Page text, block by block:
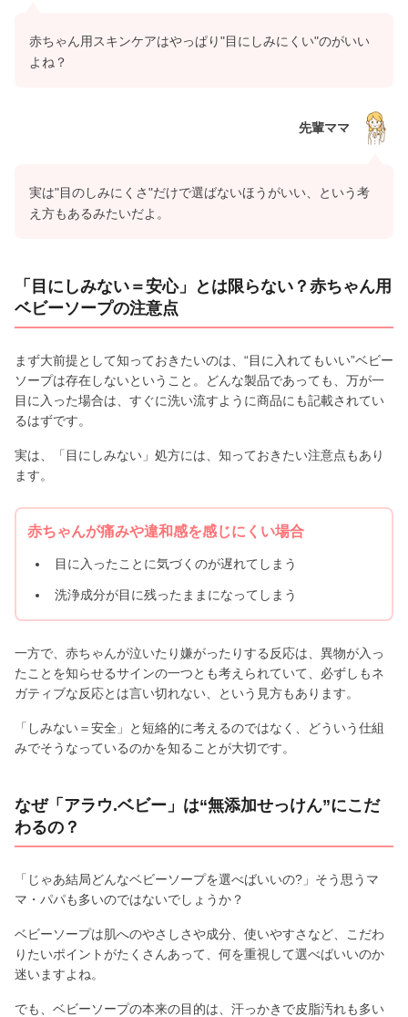
赤ちゃん用スキンケアはやっぱり"目にしみにくい"のがいい
よね？
先輩ママ
実は"目のしみにくさ"だけで選ばないほうがいい、という考
え方もあるみたいだよ。
「目にしみない＝安心」とは限らない？赤ちゃん用
ベビーソープの注意点
まず大前提として知っておきたいのは、“目に入れてもいい”ベビー
ソープは存在しないということ。どんな製品であっても、万が一
目に入った場合は、すぐに洗い流すように商品にも記載されてい
るはずです。
実は、「目にしみない」処方には、知っておきたい注意点もあり
ます。
赤ちゃんが痛みや違和感を感じにくい場合
目に入ったことに気づくのが遅れてしまう
洗浄成分が目に残ったままになってしまう
一方で、赤ちゃんが泣いたり嫌がったりする反応は、異物が入っ
たことを知らせるサインの一つとも考えられていて、必ずしもネ
ガティブな反応とは言い切れない、という見方もあります。
「しみない＝安全」と短絡的に考えるのではなく、どういう仕組
みでそうなっているのかを知ることが大切です。
なぜ「アラウ.ベビー」は“無添加せっけん”にこだ
わるの？
「じゃあ結局どんなベビーソープを選べばいいの?」そう思うマ
マ・パパも多いのではないでしょうか？
ベビーソープは肌へのやさしさや成分、使いやすさなど、こだわ
りたいポイントがたくさんあって、何を重視して選べばいいのか
迷いますよね。
でも、ベビーソープの本来の目的は、汗っかきで皮脂汚れも多い